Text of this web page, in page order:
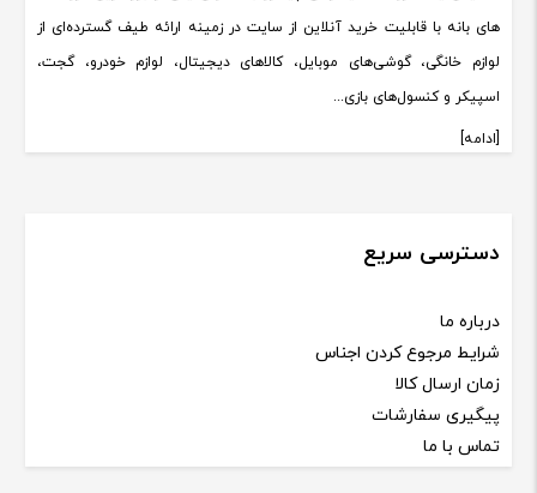
های بانه با قابلیت خرید آنلاین از سایت در زمینه ارائه طیف گسترده‌ای از
لوازم خانگی، گوشی‌های موبایل، کالاهای دیجیتال، لوازم خودرو، گجت،
اسپیکر و کنسول‌های بازی...
[ادامه]
دسترسی سریع
درباره ما
شرایط مرجوع کردن اجناس
زمان ارسال کالا
پیگیری سفارشات
تماس با ما